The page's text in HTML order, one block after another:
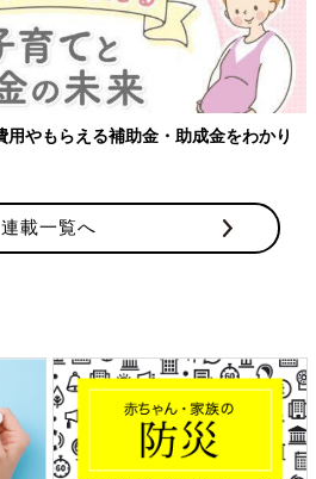
連載一覧へ